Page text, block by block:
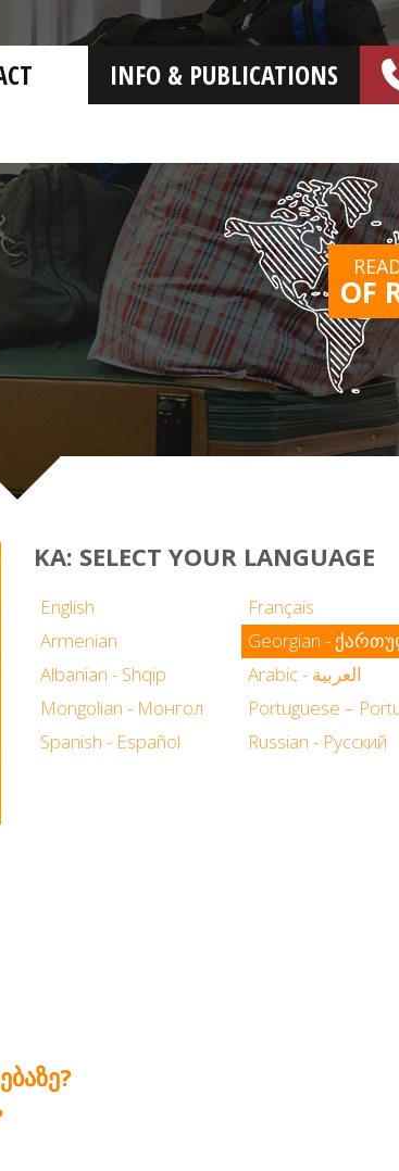
INFO & PUBLICATIONS
OF
KA: SELECT YOUR LANGUAGE
English Français
Armenian
Georgian -
Albanian - Shqip
Arabic - العربية
Mongolian - Монгол
Portuguese –
Spanish - Español
Russian - Русский